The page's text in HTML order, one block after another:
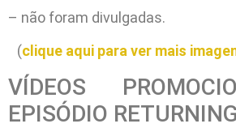
– não foram divulgadas.
(clique aqui para ver mais
VÍDEOS
EPISÓDIO